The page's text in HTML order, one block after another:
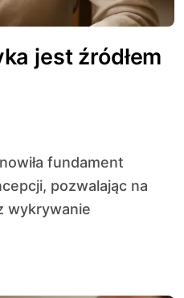
jest źródłem
pozwalając na
wykrywanie